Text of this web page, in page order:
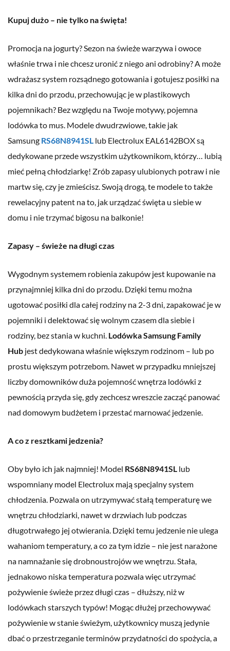
Kupuj dużo – nie tylko na święta!
Promocja na jogurty? Sezon na świeże warzywa i owoce
właśnie trwa i nie chcesz uronić z niego ani odrobiny? A może
wdrażasz system rozsądnego gotowania i gotujesz posiłki na
kilka dni do przodu, przechowując je w plastikowych
pojemnikach? Bez względu na Twoje motywy, pojemna
lodówka to mus. Modele dwudrzwiowe, takie jak
Samsung RS68N8941SL lub Electrolux EAL6142BOX są
dedykowane przede wszystkim użytkownikom, którzy… lubią
mieć pełną chłodziarkę! Zrób zapasy ulubionych potraw i nie
martw się, czy je zmieścisz. Swoją drogą, te modele to także
rewelacyjny patent na to, jak urządzać święta u siebie w
domu i nie trzymać bigosu na balkonie!
Zapasy – świeże na długi czas
Wygodnym systemem robienia zakupów jest kupowanie na
przynajmniej kilka dni do przodu. Dzięki temu można
ugotować posiłki dla całej rodziny na 2-3 dni, zapakować je w
pojemniki i delektować się wolnym czasem dla siebie i
rodziny, bez stania w kuchni. Lodówka Samsung Family
Hub jest dedykowana właśnie większym rodzinom – lub po
prostu większym potrzebom. Nawet w przypadku mniejszej
liczby domowników duża pojemność wnętrza lodówki z
pewnością przyda się, gdy zechcesz wreszcie zacząć panować
nad domowym budżetem i przestać marnować jedzenie.
A co z resztkami jedzenia?
Oby było ich jak najmniej! Model RS68N8941SL lub
wspomniany model Electrolux mają specjalny system
chłodzenia. Pozwala on utrzymywać stałą temperaturę we
wnętrzu chłodziarki, nawet w drzwiach lub podczas
długotrwałego jej otwierania. Dzięki temu jedzenie nie ulega
wahaniom temperatury, a co za tym idzie – nie jest narażone
na namnażanie się drobnoustrojów we wnętrzu. Stała,
jednakowo niska temperatura pozwala więc utrzymać
pożywienie świeże przez długi czas – dłuższy, niż w
lodówkach starszych typów! Mogąc dłużej przechowywać
pożywienie w stanie świeżym, użytkownicy muszą jedynie
dbać o przestrzeganie terminów przydatności do spożycia, a